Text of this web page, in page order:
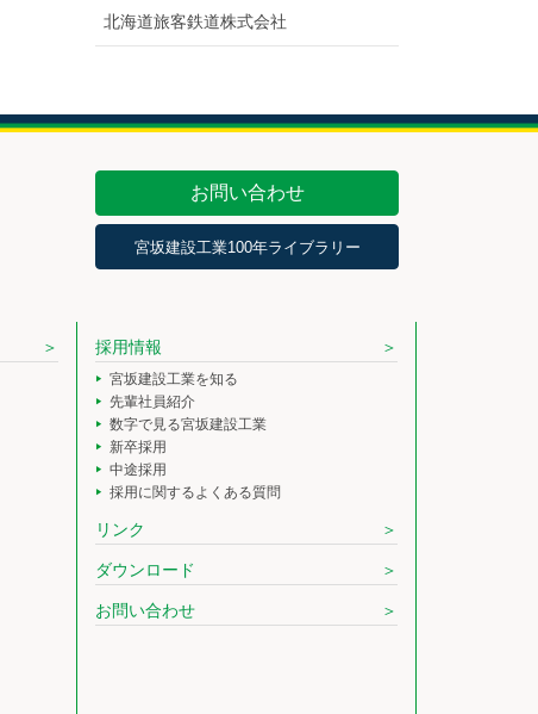
北海道旅客鉄道株式会社
お問い合わせ
宮坂建設工業100年ライブラリー
採用情報
宮坂建設工業を知る
先輩社員紹介
数字で見る宮坂建設工業
新卒採用
中途採用
採用に関するよくある質問
リンク
ダウンロード
お問い合わせ